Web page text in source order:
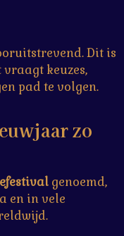
Dit is
vraagt keuzes,
pad te volgen.
zo
genoemd,
en in vele